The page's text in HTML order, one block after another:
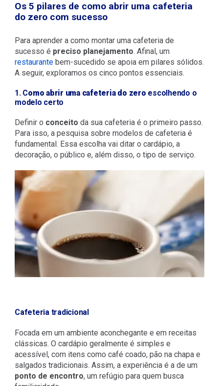
Os 5 pilares de como abrir uma cafeteria
do zero com sucesso
Para aprender a como montar uma cafeteria de
sucesso é preciso planejamento. Afinal, um
restaurante bem-sucedido se apoia em pilares sólidos.
A seguir, exploramos os cinco pontos essenciais.
1. Como abrir uma cafeteria do zero escolhendo o
modelo certo
Definir o conceito da sua cafeteria é o primeiro passo.
Para isso, a pesquisa sobre modelos de cafeteria é
fundamental. Essa escolha vai ditar o cardápio, a
decoração, o público e, além disso, o tipo de serviço.
Cafeteria tradicional
Focada em um ambiente aconchegante e em receitas
clássicas. O cardápio geralmente é simples e
acessível, com itens como café coado, pão na chapa e
salgados tradicionais. Assim, a experiência é a de um
ponto de encontro, um refúgio para quem busca